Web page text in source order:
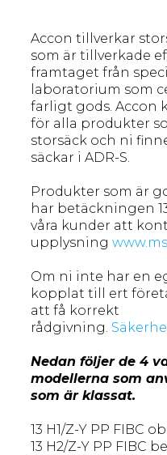
Accon tillverkar
som är tillverkade
framtaget från
laboratorium som
farligt gods. Accon
för alla produkter
storsäck och ni
säckar i ADR-S.
Produkter som är
har betäckningen
våra kunder att
upplysning
Om ni inte har en
kopplat till ert
att få korrekt
rådgivning.
Nedan följer de 4
modellerna som
som är klassat.
13 H1/Z-Y PP FIBC
13 H2/Z-Y PP FIBC